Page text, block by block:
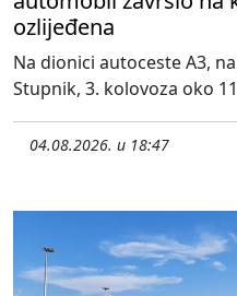
ozlijeđena
Na dionici autoceste A3,
Stupnik, 3. kolovoza oko
04.08.2026. u 18:47